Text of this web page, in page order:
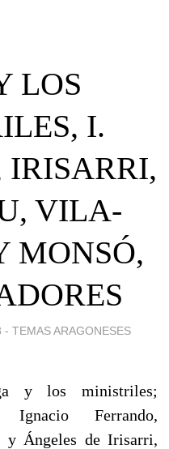
LOS
I.
IRISARRI,
VILA-
MONSÓ,
- TEMAS ARAGONESES
y los ministriles;
Ferrando,
y Ángeles de Irisarri,